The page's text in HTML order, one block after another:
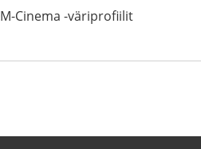
Cinema -väriprofiilit